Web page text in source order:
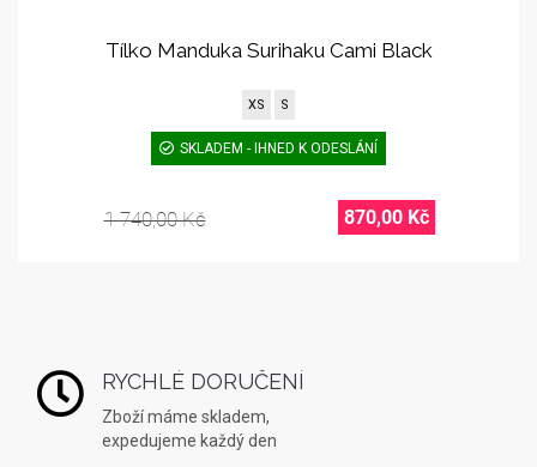
Tílko Manduka Surihaku Cami Black
XS S
SKLADEM - IHNED K ODESLÁNÍ
1 740,00 Kč 870,00 Kč
RYCHLÉ DORUČENÍ
Zboží máme skladem,
expedujeme každý den